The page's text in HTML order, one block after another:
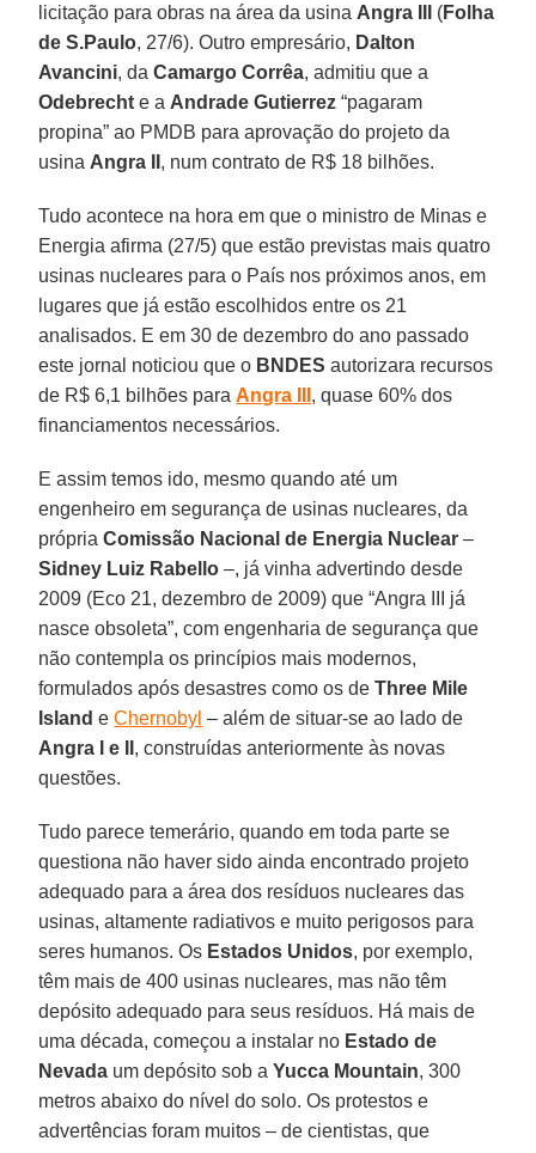
licitação para obras na área da usina Angra III (Folha
de S.Paulo, 27/6). Outro empresário, Dalton
Avancini, daCamargo Corrêa, admitiu que a
Odebrecht e a Andrade Gutierrez “pagaram
propina” ao PMDB para aprovação do projeto da
usina Angra II , num contrato de R$ 18 bilhões.
Tudo acontece na hora em que o ministro de Minas e
Energia afirma (27/5) que estão previstas mais quatro
usinas nucleares para o País nos próximos anos, em
lugares que já estão escolhidos entre os 21
analisados. E em 30 de dezembro do ano passado
este jornal noticiou que o BNDES autorizara recursos
de R$ 6,1 bilhões paraAngra III , quase 60% dos
financiamentos necessários.
E assim temos ido, mesmo quando até um
engenheiro em segurança de usinas nucleares, da
própriaComissão Nacional de Energia Nuclear –
Sidney Luiz Rabello –, já vinha advertindo desde
2009 (Eco 21, dezembro de 2009) que “Angra III já
nasce obsoleta”, com engenharia de segurança que
não contempla os princípios mais modernos,
formulados após desastres como os deThree Mile
Island e Chernobyl – além de situar-se ao lado de
Angra I e II , construídas anteriormente às novas
questões.
Tudo parece temerário, quando em toda parte se
questiona não haver sido ainda encontrado projeto
adequado para a área dos resíduos nucleares das
usinas, altamente radiativos e muito perigosos para
seres humanos. Os Estados Unidos, por exemplo,
têm mais de 400 usinas nucleares, mas não têm
depósito adequado para seus resíduos. Há mais de
uma década, começou a instalar no Estado de
Nevada um depósito sob aYucca Mountain, 300
metros abaixo do nível do solo. Os protestos e
advertências foram muitos – de cientistas, que